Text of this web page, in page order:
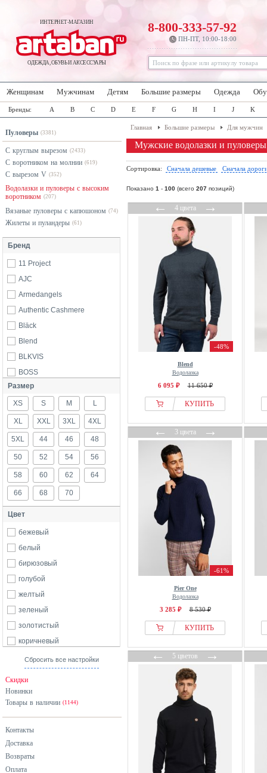
ИНТЕРНЕТ-МАГАЗИН
ОДЕЖДА, ОБУВЬ И АКСЕССУАРЫ
8-800-333-57-92
ПН-ПТ, 10:00-18:00
Женщинам Мужчинам Детям Большие размеры Одежда
Бренды: A B C D E F G H I J K
Пуловеры (3381)
С круглым вырезом (2433)
С воротником на молнии (619)
С вырезом V (352)
Водолазки и пуловеры с высоким
воротником (207)
Вязаные пуловеры с капюшоном (74)
Жилеты и пуландеры (61)
Бренд
11 Project
AJC
Armedangels
Authentic Cashmere
Bläck
Blend
BLKVIS
BOSS
Bugatti
Camel Active
Carl Gross
CASH-MERE
Casual Friday
CHASIN
Cipo & Baxx
Diesel
Digel
Drykorn
Dstrezzed
ECOALF
Emporio Armani
Falconeri
From Germany With Love
GANT
GAP
Harper & Neyer
HECHTER PARIS
Indicode
Размер
XS S M L
XL XXL 3XL 4XL
5XL 44 46 48
50 52 54 56
58 60 62 64
66 68 70
Цвет
бежевый
белый
бирюзовый
голубой
желтый
зеленый
золотистый
коричневый
красный
серебристый
серый
синий
Сбросить все настройки
Скидки
Новинки
Товары в наличии (1144)
Контакты
Доставка
Возвраты
Оплата
Главная Большие размеры Для мужчин
Мужские водолазки и
Сортировка: Сначала дешевые Сначала
Показано 1 - 100 (всего 207 позиций)
←4 цвета→
-48%
Blend
Водолазка
6 095 ₽ 11 650 ₽
КУПИТЬ
←3 цвета→
-61%
Pier One
Водолазка
3 285 ₽ 8 530 ₽
КУПИТЬ
←5 цветов→